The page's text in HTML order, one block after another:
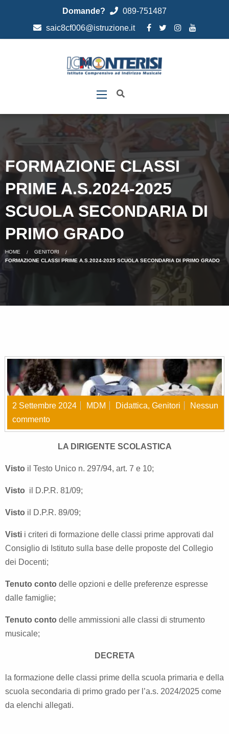
Domande?
089-751487
saic8cf006@istruzione.it
FORMAZIONE CLASSI
PRIME A.S.2024-2025
SCUOLA SECONDARIA DI
PRIMO GRADO
HOME
GENITORI
FORMAZIONE CLASSI PRIME A.S.2024-2025 SCUOLA SECONDARIA DI PRIMO GRADO
2 Settembre 2024 MDM Didattica, Genitori
Nessun
commento
LA DIRIGENTE SCOLASTICA
Visto il Testo Unico n. 297/94, art. 7 e 10;
Visto il D.P.R. 81/09;
Visto il D.P.R. 89/09;
Visti i criteri di formazione delle classi prime approvati dal
Consiglio di Istituto sulla base delle proposte del Collegio
dei Docenti;
Tenuto conto delle opzioni e delle preferenze espresse
dalle famiglie;
Tenuto conto delle ammissioni alle classi di strumento
musicale;
DECRETA
la formazione delle classi prime della scuola primaria e della
scuola secondaria di primo grado per l’a.s. 2024/2025 come
da elenchi allegati.